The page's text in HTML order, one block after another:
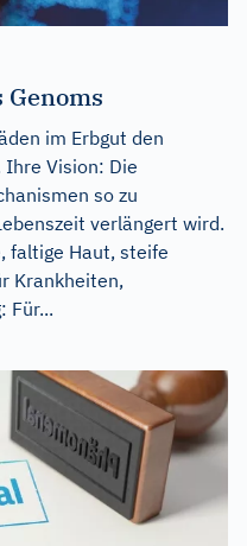
im Erbgut den
Vision: Die
so zu
verlängert wird.
faltige Haut, steife
Krankheiten,
Für...